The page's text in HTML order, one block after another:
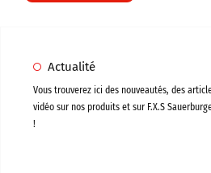
Actualité
Vous trouverez ici des nouveautés, des
vidéo sur nos produits et sur F.X.S
!